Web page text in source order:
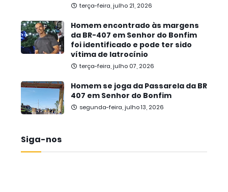
terça-feira, julho 21, 2026
Homem encontrado às margens
da BR-407 em Senhor do Bonfim
foi identificado e pode ter sido
vítima de latrocínio
terça-feira, julho 07, 2026
Homem se joga da Passarela da BR
407 em Senhor do Bonfim
segunda-feira, julho 13, 2026
Siga-nos